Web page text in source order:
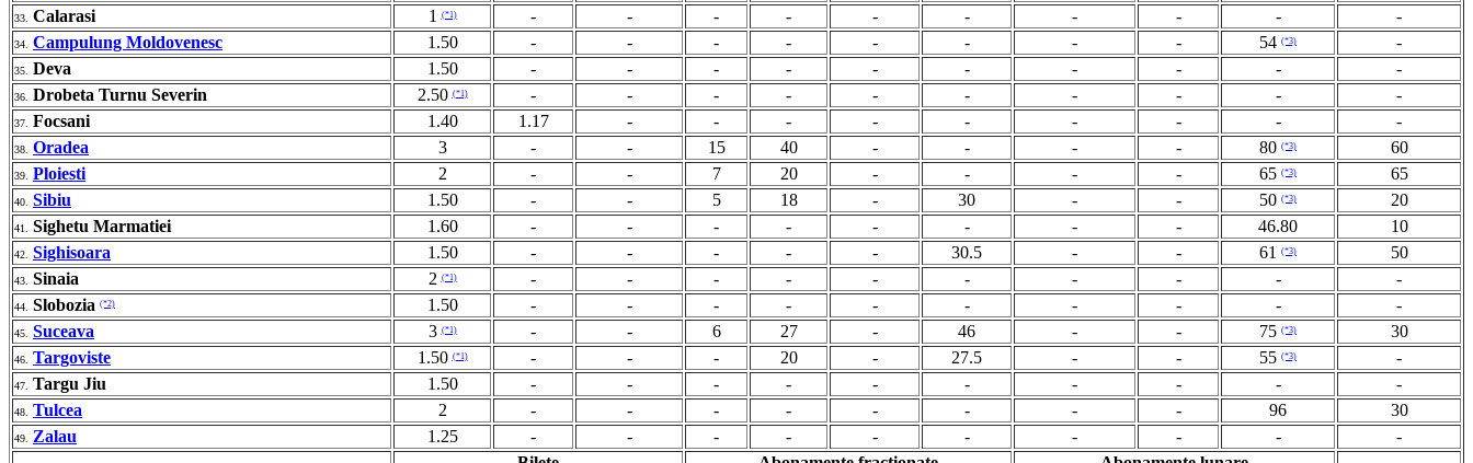
33. Calarasi 1(*1) - - - - - - - - - -
34. Campulung Moldovenesc 1.50 - - - - - - - - 54 (*3) -
35. Deva 1.50 - - - - - - - - - -
36. Drobeta Turnu Severin 2.50(*1) - - - - - - - - - -
37. Focsani 1.40 1.17 - - - - - - - - -
38. Oradea 3 - - 15 40 - - - - 80 (*3) 60
39. Ploiesti 2 - - 7 20 - - - - 65 (*3) 65
40. Sibiu 1.50 - - 5 18 - 30 - - 50 (*3) 20
41. Sighetu Marmatiei 1.60 - - - - - - - - 46.80 10
42. Sighisoara 1.50 - - - - - 30.5 - - 61 (*3) 50
43. Sinaia 2(*1) - - - - - - - - - -
44. Slobozia (*2) 1.50 - - - - - - - - - -
45. Suceava 3(*1) - - 6 27 - 46 - - 75 (*3) 30
46. Targoviste 1.50(*1) - - - 20 - 27.5 - - 55 (*3) -
47. Targu Jiu 1.50 - - - - - - - - - -
48. Tulcea 2 - - - - - - - - 96 30
49. Zalau 1.25 - - - - - - - - -
-